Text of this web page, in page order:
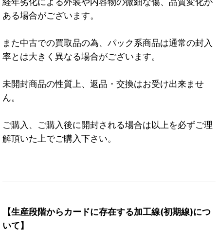
ある場合がございます。
また中古での買取品の為、パック系商品は通常の封入
率とは大きく異なる場合がございます。
未開封商品の性質上、返品・交換はお受け出来ませ
ん。
ご購入、ご購入後に開封される場合は以上を必ずご理
解頂いた上でご購入下さい。
【生産段階からカードに存在する加工線(初期線)につ
いて】